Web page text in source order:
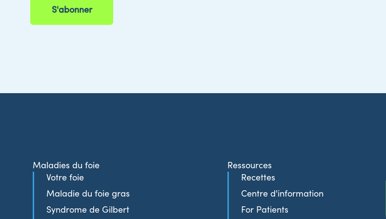
Maladies du foie
Votre foie
Maladie du foie gras
Syndrome de Gilbert
Ressources
Recettes
Centre d'information
For Patients